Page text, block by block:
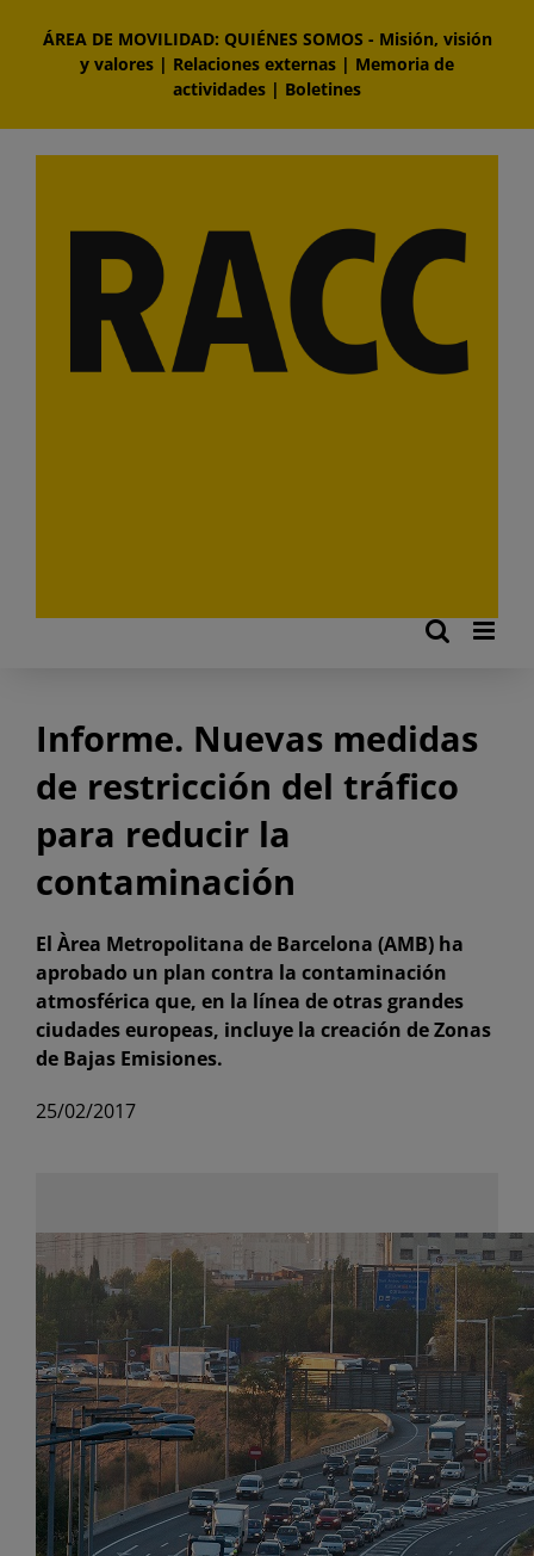
contenido
ÁREA DE MOVILIDAD: QUIÉNES SOMOS - Misión, visión
y valores | Relaciones externas | Memoria de
actividades | Boletines
Informe. Nuevas medidas
de restricción del tráfico
para reducir la
contaminación
El Àrea Metropolitana de Barcelona (AMB) ha
aprobado un plan contra la contaminación
atmosférica que, en la línea de otras grandes
ciudades europeas, incluye la creación de Zonas
de Bajas Emisiones.
25/02/2017